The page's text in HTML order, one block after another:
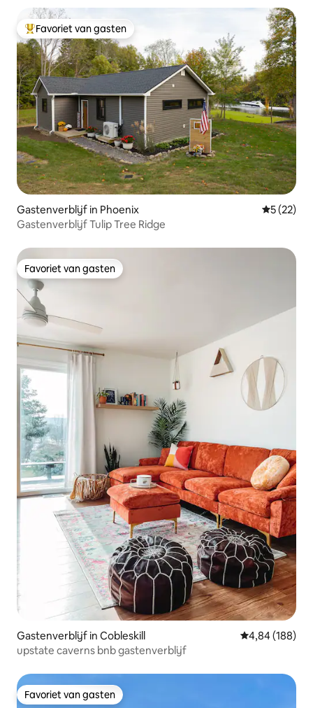
Topfavoriet van gasten
Favoriet van gasten
Gastenverblijf in Phoenix
5 (22)
Gastenverblijf Tulip Tree Ridge
Favoriet van gasten
Favoriet van gasten
Gastenverblijf in Cobleskill Gemiddelde
4,84 (188)
upstate caverns bnb gastenverblijf
Favoriet van gasten
Favoriet van gasten